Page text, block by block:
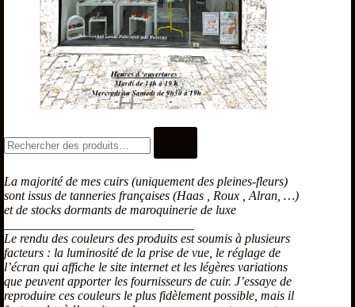
La majorité de mes cuirs (uniquement des pleines-fleurs)
sont issus de tanneries françaises (Haas , Roux , Alran, …)
et de stocks dormants de maroquinerie de luxe
Le rendu des couleurs des produits est soumis à plusieurs
facteurs : la luminosité de la prise de vue, le réglage de
l’écran qui affiche le site internet et les légères variations
que peuvent apporter les fournisseurs de cuir. J’essaye de
reproduire ces couleurs le plus fidèlement possible, mais il